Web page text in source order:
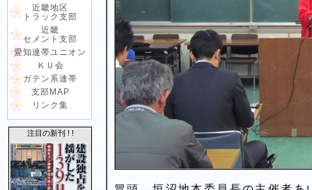
近畿地区
トラック支部
近畿
セメント支部
愛知連帯ユニオン
ＫＵ会
ガテン系連帯
支部MAP
リンク集
注目の新刊 ! !